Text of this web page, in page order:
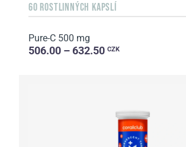
60 ROSTLINNÝCH KAPSLÍ
Pure-C 500 mg
506.00 – 632.50 CZK